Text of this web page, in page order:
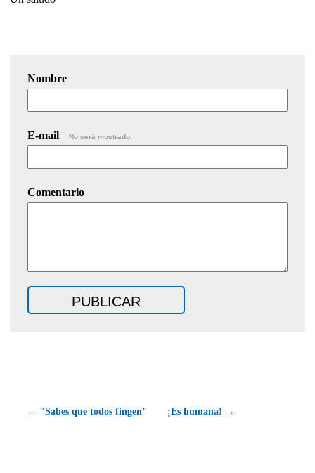
Nombre
E-mail No será mostrado.
Comentario
← "Sabes que todos fingen" ¡Es humana! →